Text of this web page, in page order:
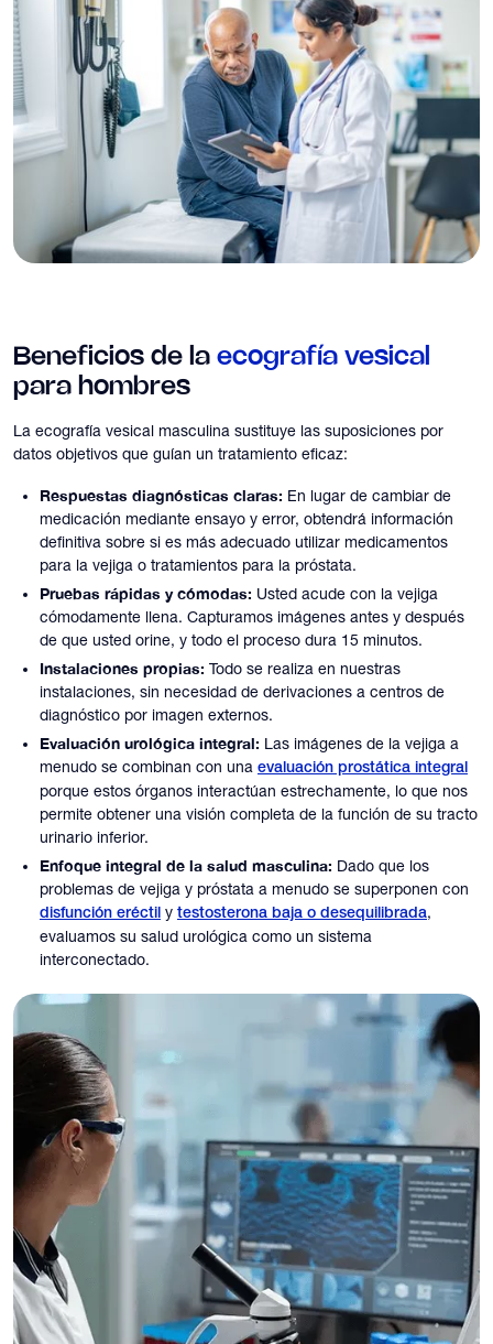
Beneficios de la ecografía vesical
para hombres
La ecografía vesical masculina sustituye las suposiciones por
datos objetivos que guían un tratamiento eficaz:
Respuestas diagnósticas claras: En lugar de cambiar de
medicación mediante ensayo y error, obtendrá información
definitiva sobre si es más adecuado utilizar medicamentos
para la vejiga o tratamientos para la próstata.
Pruebas rápidas y cómodas: Usted acude con la vejiga
cómodamente llena. Capturamos imágenes antes y después
de que usted orine, y todo el proceso dura 15 minutos.
Instalaciones propias: Todo se realiza en nuestras
instalaciones, sin necesidad de derivaciones a centros de
diagnóstico por imagen externos.
Evaluación urológica integral: Las imágenes de la vejiga a
menudo se combinan con una evaluación prostática integral
porque estos órganos interactúan estrechamente, lo que nos
permite obtener una visión completa de la función de su tracto
urinario inferior.
Enfoque integral de la salud masculina: Dado que los
problemas de vejiga y próstata a menudo se superponen con
disfunción eréctil y testosterona baja o desequilibrada,
evaluamos su salud urológica como un sistema
interconectado.